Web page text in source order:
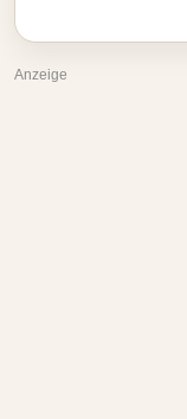
Anzeige